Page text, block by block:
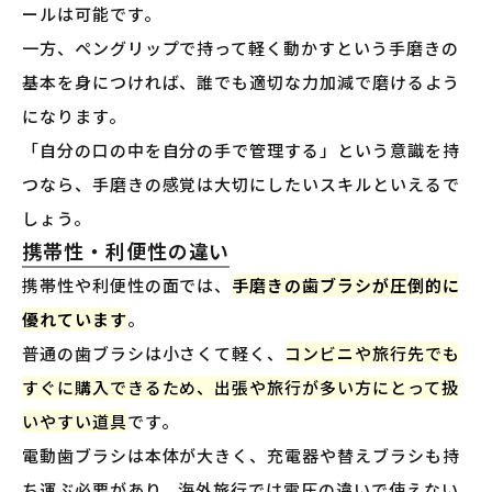
ールは可能です。
一方、ペングリップで持って軽く動かすという手磨きの
基本を身につければ、誰でも適切な力加減で磨けるよう
になります。
「自分の口の中を自分の手で管理する」という意識を持
つなら、手磨きの感覚は大切にしたいスキルといえるで
しょう。
携帯性・利便性の違い
携帯性や利便性の面では、 手磨きの歯ブラシが圧倒的に
優れています。
普通の歯ブラシは小さくて軽く、 コンビニや旅行先でも
すぐに購入できるため、出張や旅行が多い方にとって扱
いやすい道具です。
電動歯ブラシは本体が大きく、充電器や替えブラシも持